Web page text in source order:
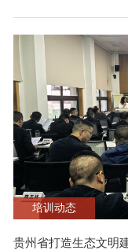
辞。教育部国际合作
培训动态